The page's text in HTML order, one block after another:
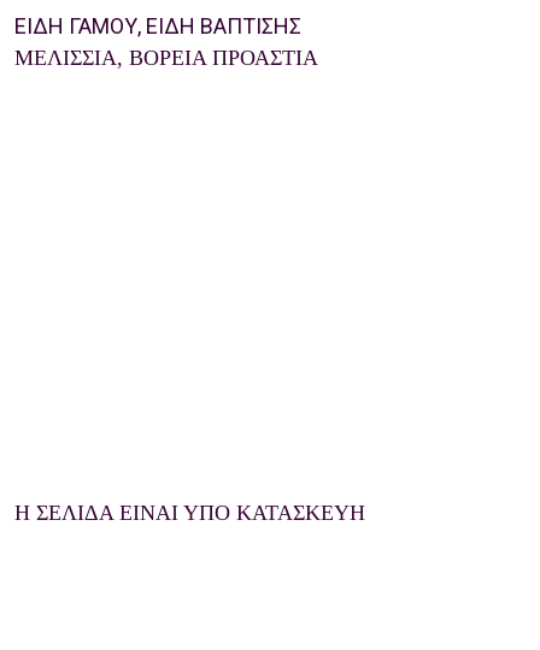
ΕIΔΗ ΓΑΜΟΥ, ΕΙΔΗ ΒΑΠΤΙΣΗΣ
ΜΕΛΙΣΣΙΑ, ΒΟΡΕΙΑ ΠΡΟΑΣΤΙΑ
Η ΣΕΛΙΔΑ ΕΙΝΑΙ ΥΠΟ ΚΑΤΑΣΚΕΥΗ